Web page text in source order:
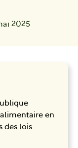
2025
en
des lois